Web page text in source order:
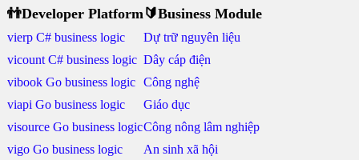
👬Developer Platform
vierp C# business logic
vicount C# business logic
vibook Go business logic
viapi Go business logic
visource Go business logic
vigo Go business logic
🔰Business Module
Dự trữ nguyên liệu
Dây cáp điện
Công nghệ
Giáo dục
Công nông lâm nghiệp
An sinh xã hội